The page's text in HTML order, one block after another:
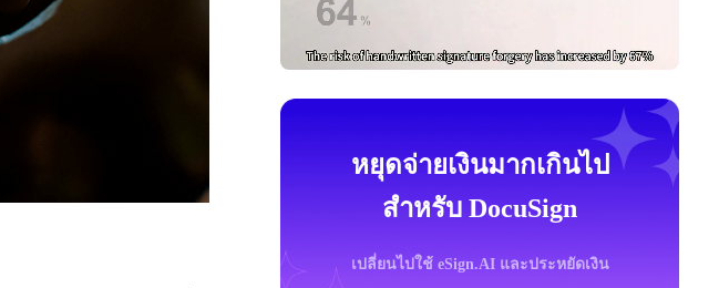
หยุดจ่ายเงินมากเกินไป
สำหรับ DocuSign
เปลี่ยนไปใช้ eSign.AI และประหยัดเงิน